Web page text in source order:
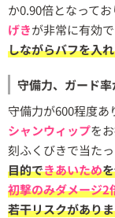
か0.90倍となって
げきが非常に有効
しながらバフを入
守備力、ガード率
守備力が600程度
シャンウィップを
刻ふくびきで当た
目的できあいため
初撃のみダメージ2
若干リスクがあり